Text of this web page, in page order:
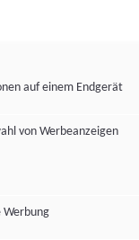
auf einem Endgerät
von Werbeanzeigen
Werbung